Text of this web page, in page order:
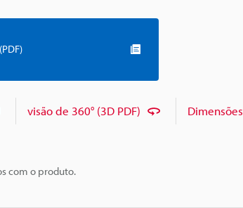
com o produto.
visão de 360° (3D PDF) Dimensões